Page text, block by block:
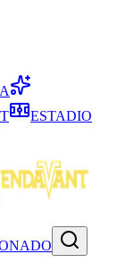
ESTADIO